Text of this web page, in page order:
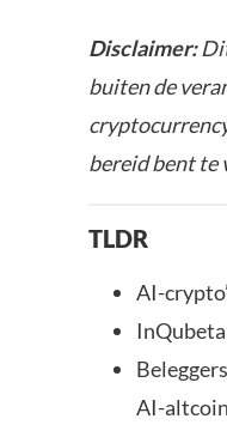
Disclaimer:
buiten de
bereid bent te
TLDR
AI-
AI-